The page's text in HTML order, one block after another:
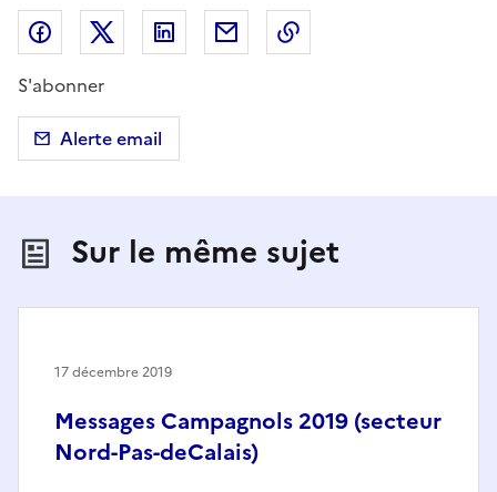
Partager sur Facebook
Partager sur X (anciennement Twitter)
Partager sur LinkedIn
Partager par email
S'abonner
Alerte email
Sur le même sujet
Messages Campagnols 2019 (secteur
Nord-Pas-deCalais)
17 décembre 2019